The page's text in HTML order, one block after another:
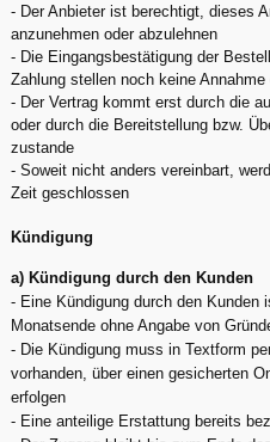
- Der Anbieter ist berechtigt, dieses
anzunehmen oder abzulehnen
- Die Eingangsbestätigung der
Zahlung stellen noch keine
- Der Vertrag kommt erst durch die
oder durch die Bereitstellung bzw.
zustande
- Soweit nicht anders vereinbart,
Zeit geschlossen
Kündigung
a) Kündigung durch den Kunden
- Eine Kündigung durch den
Monatsende ohne Angabe von
- Die Kündigung muss in Textform
vorhanden, über einen gesicherten
erfolgen
- Eine anteilige Erstattung bereits